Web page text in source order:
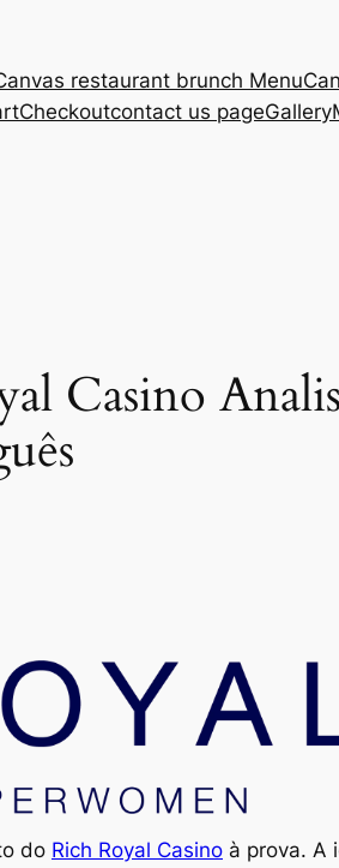
restaurant brunch Menu
Checkoutcontact us pageGallery
Casino
do Rich Royal Casino à prova. A